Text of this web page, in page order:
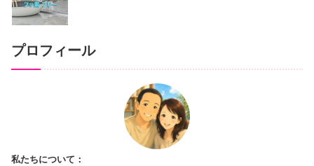
プロフィール
私たちについて：